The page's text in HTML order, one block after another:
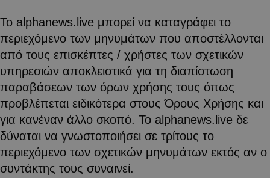
Το alphanews.live μπορεί να καταγράφει το
περιεχόμενο των μηνυμάτων που αποστέλλονται
από τους επισκέπτες / χρήστες των σχετικών
υπηρεσιών αποκλειστικά για τη διαπίστωση
παραβάσεων των όρων χρήσης τους όπως
προβλέπεται ειδικότερα στους Όρους Χρήσης και
για κανέναν άλλο σκοπό. Το alphanews.live δε
δύναται να γνωστοποιήσει σε τρίτους το
περιεχόμενο των σχετικών μηνυμάτων εκτός αν ο
συντάκτης τους συναινεί.